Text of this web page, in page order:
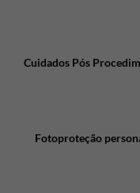
Cuidados Pós
Fotoproteção